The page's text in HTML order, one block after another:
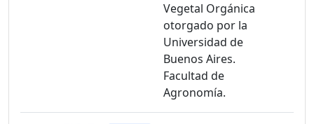
Vegetal Orgánica
otorgado por la
Universidad de
Buenos Aires.
Facultad de
Agronomía.